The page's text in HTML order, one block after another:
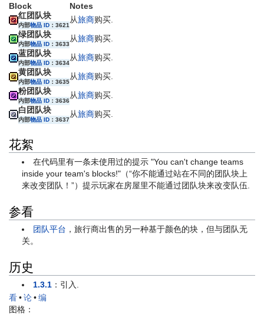
Block
Notes
红团队块
内部物品 ID ：3621
从旅商购买.
绿团队块
内部物品 ID ：3633
从旅商购买.
蓝团队块
内部物品 ID ：3634
从旅商购买.
黄团队块
内部物品 ID ：3635
从旅商购买.
粉团队块
内部物品 ID ：3636
从旅商购买.
白团队块
内部物品 ID ：3637
从旅商购买.
花絮
在代码里有一条未使用过的提示 "You can't change teams
inside your team's blocks!"（“你不能通过站在不同的团队块上
来改变团队！”）提示玩家在房屋里不能通过团队块来改变队伍.
参看
团队平台 ，旅行商出售的另一种基于颜色的块，但与团队无
关。
历史
1.3.1 ：引入.
看•论•编
图格：